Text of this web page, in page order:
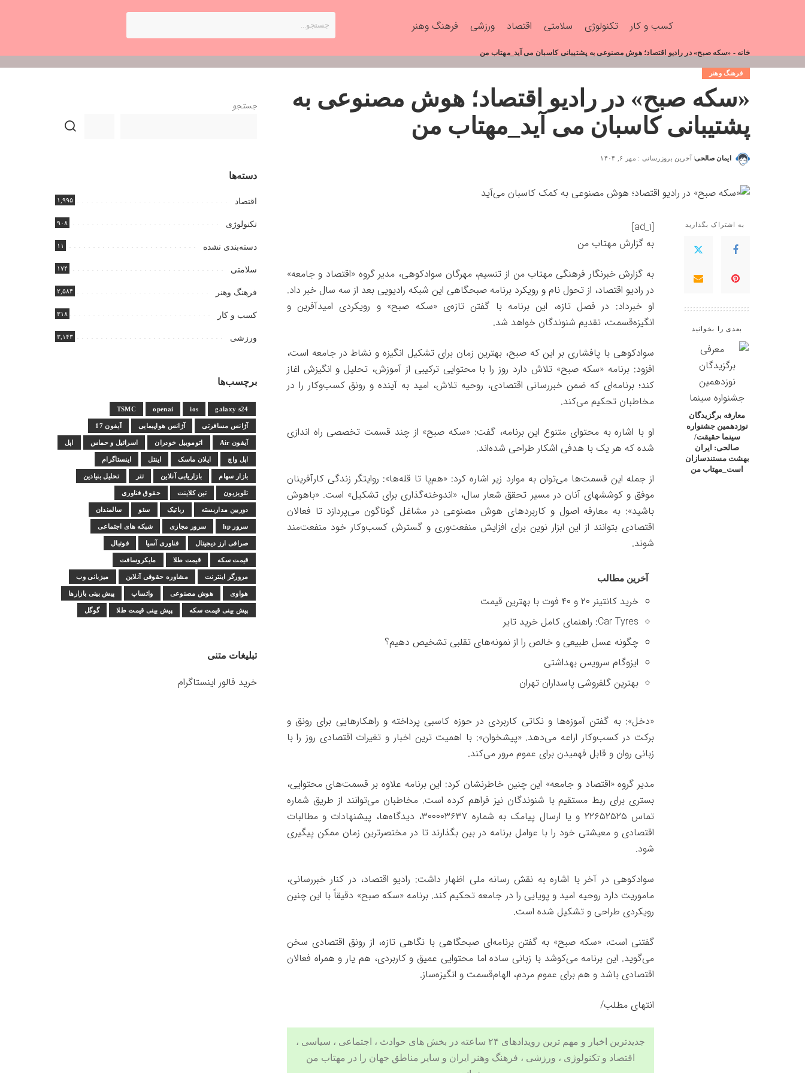
کسب و کار تکنولوژی سلامتی اقتصاد ورزشی فرهنگ وهنر
خانه - «سکه صبح» در رادیو اقتصاد؛ هوش مصنوعی به پشتیبانی کاسبان می آید_مهتاب من
فرهنگ وهنر
«سکه صبح» در رادیو اقتصاد؛ هوش مصنوعی به
پشتیبانی کاسبان می آید_مهتاب من
ایمان صالحی آخرین بروزرسانی : مهر ۶, ۱۴۰۴
به اشتراک بگذارید
بعدی را بخوانید
معارفه برگزیدگان
نوزدهمین جشنواره
سینما حقیقت/
صالحی: ایران
بهشت مستندسازان
است_مهتاب من
[ad_1]
به گزارش مهتاب من
به گزارش خبرنگار فرهنگی مهتاب من از تنسیم، مهرگان سوادکوهی، مدیر گروه «اقتصاد و جامعه»
در رادیو اقتصاد، از تحول نام و رویکرد برنامه صبحگاهی این شبکه رادیویی بعد از سه سالخبر داد.
او خبرداد: در فصل تازه، این برنامه با گفتن تازه‌ی «سکه صبح» و رویکردی امیدآفرین و
انگیزه‌قسمت، تقدیم شنوندگان خواهد شد.
سوادکوهی با پافشاری بر این که صبح، بهترین زمان برای تشکیل انگیزه و نشاط در جامعه است،
افزود: برنامه «سکه صبح» تلاش دارد روز را با محتوایی ترکیبی از آموزش، تحلیل و انگیزش اغاز
کند؛ برنامه‌ای که ضمن خبر‌رسانی اقتصادی، روحیه تلاش، امید به آینده و رونق کسب‌وکار را در
مخاطبان تحکیم می‌کند.
او با اشاره به محتوای متنوع این برنامه، گفت: «سکه صبح» از چند قسمت تخصصی راه اندازی
شده که هر یک با هدفی اشکار طراحی شده‌اند.
از جمله این قسمت‌ها می‌توان به موارد زیر اشاره کرد: «هم‌پا تا قله‌ها»: روایتگر زندگی کارآفرینان
موفق و کوششهای آنان در مسیر تحقق شعار سال، «اندوخته‌گذاری برای تشکیل» است. «باهوش
باشید»: به معارفه اصول و کاربردهای هوش مصنوعی در مشاغل گوناگون می‌پردازد تا فعالان
اقتصادی بتوانند از این ابزار نوین برای افزایش منفعت‌وری و گسترش کسب‌وکار خود منفعت‌مند
شوند.
آخرین مطالب
خرید کانتینر ۲۰ و ۴۰ فوت با بهترین قیمت
Car Tyres: راهنمای کامل خرید تایر
چگونه عسل طبیعی و خالص را از نمونه‌های تقلبی تشخیص دهیم؟
ایزوگام سرویس بهداشتی
بهترین گلفروشی پاسداران تهران
«دخل»: به گفتن آموزه‌ها و نکاتی کاربردی در حوزه کاسبی پرداخته و راهکارهایی برای رونق و
برکت در کسب‌وکار اراعه می‌دهد. «پیشخوان»: با اهمیت ترین اخبار و تغیرات اقتصادی روز را با
زبانی روان و قابل فهمیدن برای عموم مرور می‌کند.
مدیر گروه «اقتصاد و جامعه» این چنین خاطرنشان کرد: این برنامه علاوه بر قسمت‌های محتوایی،
بستری برای ربط مستقیم با شنوندگان نیز فراهم کرده است. مخاطبان می‌توانند از طریق شماره
تماس ۲۲۶۵۲۵۲۵ و یا ارسال پیامک به شماره ۳۰۰۰۰۳۶۳۷، دیدگاه‌ها، پیشنهادات و مطالبات
اقتصادی و معیشتی خود را با عوامل برنامه در بین بگذارند تا در مختصر‌ترین زمان ممکن پیگیری
شود.
سوادکوهی در آخر با اشاره به نقش رسانه ملی اظهار داشت: رادیو اقتصاد، در کنار خبر‌رسانی،
ماموریت دارد روحیه امید و پویایی را در جامعه تحکیم کند. برنامه «سکه صبح» دقیقاً با این چنین
رویکردی طراحی و تشکیل شده است.
گفتنی‌ است، «سکه صبح» به گفتن برنامه‌ای صبحگاهی با نگاهی تازه، از رونق اقتصادی سخن
می‌گوید. این برنامه می‌کوشد با زبانی ساده اما محتوایی عمیق و کاربردی، هم یار و همراه فعالان
اقتصادی باشد و هم برای عموم مردم، الهام‌قسمت و انگیزه‌ساز.
انتهای مطلب/
جدیدترین اخبار و مهم ترین رویدادهای ۲۴ ساعته در بخش های حوادث ، اجتماعی ، سیاسی ،
اقتصاد وتکنولوژی ، ورزشی ، فرهنگ وهنر
ایران و سایر مناطق جهان را در مهتاب من
جستجو
دسته‌ها
اقتصاد ۱,۹۹۵
تکنولوژی ۹۰۸
دسته‌بندی نشده ۱۱
سلامتی ۱۷۴
فرهنگ وهنر ۲,۵۸۴
کسب و کار ۳۱۸
ورزشی ۳,۱۴۳
برچسب‌ها
galaxy s24
ios
openai
TSMC
آژانس مسافرتی آژانس هواپیمایی آیفون 17
آیفون Air اتوموبیل خودران اسرائیل و حماس اپل
اپل واچ ایلان ماسک اینتل اینستاگرام
بازار سهام بازاریابی آنلاین تتر تحلیل بنیادین
تلویزیون تین کلاینت حقوق فناوری
دوربین مداربسته رباتیک سئو سالمندان
سرور hp سرور مجازی شبکه های اجتماعی
صرافی ارز دیجیتال فناوری آسیا فوتبال
قیمت سکه قیمت طلا مایکروسافت
مرورگر اینترنت مشاوره حقوقی آنلاین میزبانی وب
هواوی هوش مصنوعی واتساپ پیش بینی بازارها
پیش بینی قیمت سکه پیش بینی قیمت طلا گوگل
تبلیغات متنی
خرید فالور اینستاگرام